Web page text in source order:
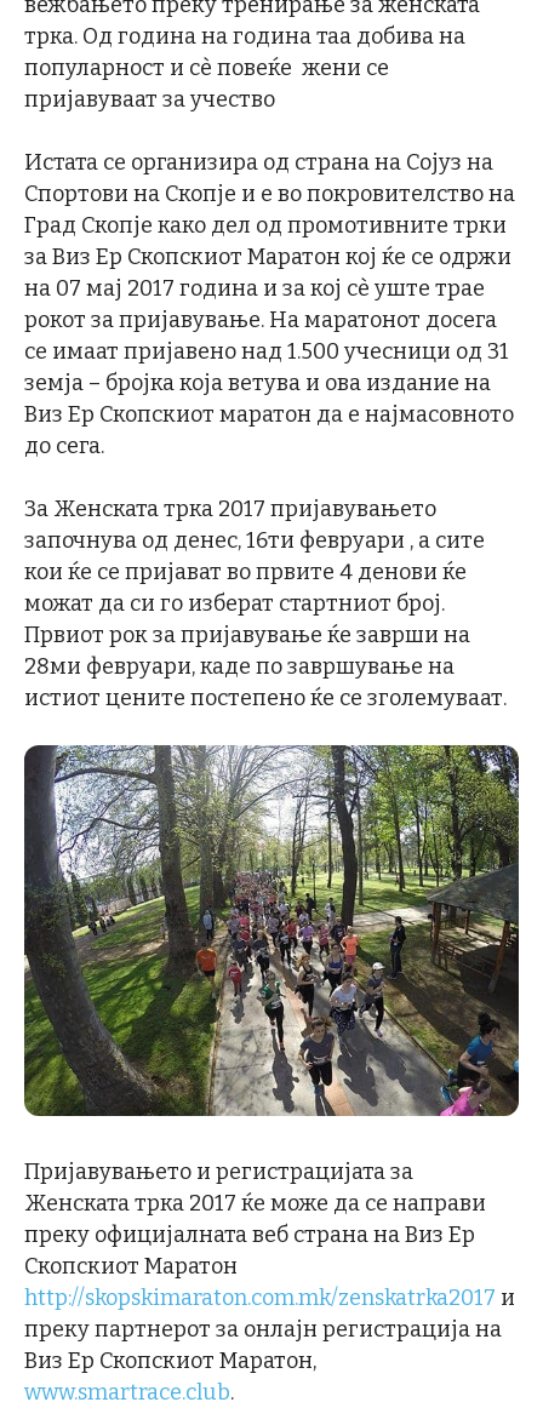
трка. Од година на година таа добива на
популарност и сè повеќе жени се
пријавуваат за учество
Истата се организира од страна на Сојуз на
Спортови на Скопје и е во покровителство на
Град Скопје како дел од промотивните трки
за Виз Ер Скопскиот Маратон кој ќе се одржи
на 07 мај 2017 година и за кој сè уште трае
рокот за пријавување. На маратонот досега
се имаат пријавено над 1.500 учесници од 31
земја – бројка која ветува и ова издание на
Виз Ер Скопскиот маратон да е најмасовното
до сега.
За Женската трка 2017 пријавувањето
започнува од денес, 16ти февруари , а сите
кои ќе се пријават во првите 4 денови ќе
можат да си го изберат стартниот број.
Првиот рок за пријавување ќе заврши на
28ми февруари, каде по завршување на
истиот цените постепено ќе се зголемуваат.
Пријавувањето и регистрацијата за
Женската трка 2017 ќе може да се направи
преку официјалната веб страна на Виз Ер
Скопскиот Маратон
http://skopskimaraton.com.mk/zenskatrka2017 и
преку партнерот за онлајн регистрација на
Виз Ер Скопскиот Маратон,
www.smartrace.club.